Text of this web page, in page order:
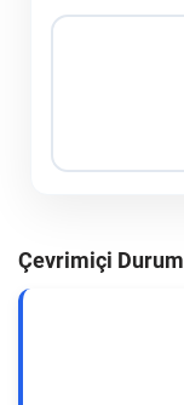
Çevrimiçi Durum